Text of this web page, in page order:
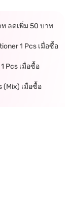
ท ลดเพิ่ม 50 บาท
1 Pcs เมื่อซื้อ
Pcs เมื่อซื้อ
(Mix) เมื่อซื้อ